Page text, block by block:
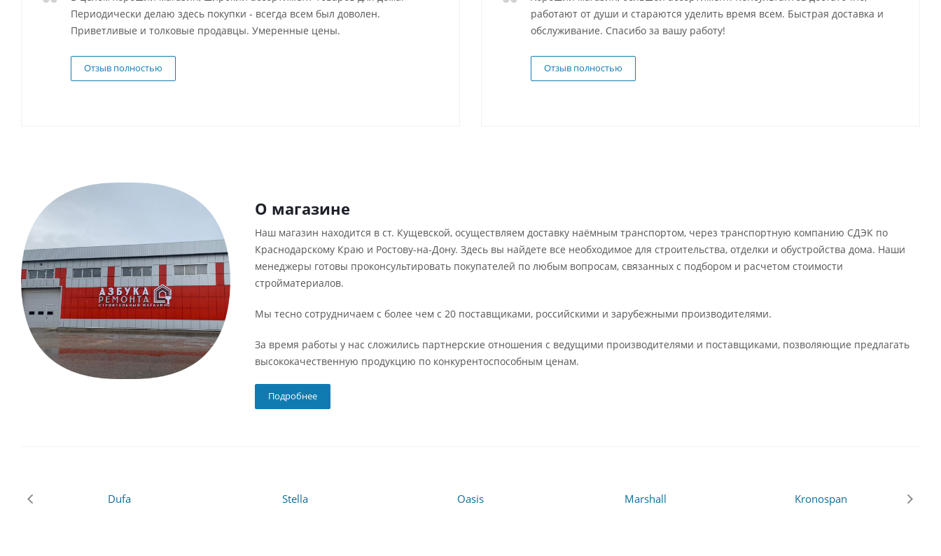
Периодически делаю здесь покупки - всегда всем был доволен.
Приветливые и толковые продавцы. Умеренные цены.
Отзыв полностью
работают от души и стараются уделить время всем. Быстрая доставка и
обслуживание. Спасибо за вашу работу!
Отзыв полностью
О магазине
Наш магазин находится в ст. Кущевской, осуществляем доставку наёмным транспортом, через транспортную компанию СДЭК по
Краснодарскому Краю и Ростову-на-Дону. Здесь вы найдете все необходимое для строительства, отделки и обустройства дома. Наши
менеджеры готовы проконсультировать покупателей по любым вопросам, связанных с подбором и расчетом стоимости
стройматериалов.
Мы тесно сотрудничаем с более чем с 20 поставщиками, российскими и зарубежными производителями.
За время работы у нас сложились партнерские отношения с ведущими производителями и поставщиками, позволяющие предлагать
высококачественную продукцию по конкурентоспособным ценам.
Подробнее
Dufa Stella Oasis Marshall Kronospan